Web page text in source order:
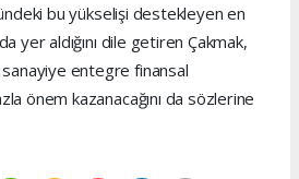
bu yükselişi destekleyen en
yer aldığını dile getiren Çakmak,
entegre finansal
önem kazanacağını da sözlerine